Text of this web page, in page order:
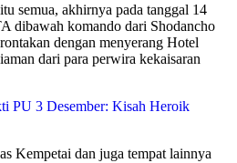
semua, akhirnya pada tanggal 14
dibawah komando dari Shodancho
dengan menyerang Hotel
dari para perwira kekaisaran
PU 3 Desember: Kisah Heroik
Kempetai dan juga tempat lainnya